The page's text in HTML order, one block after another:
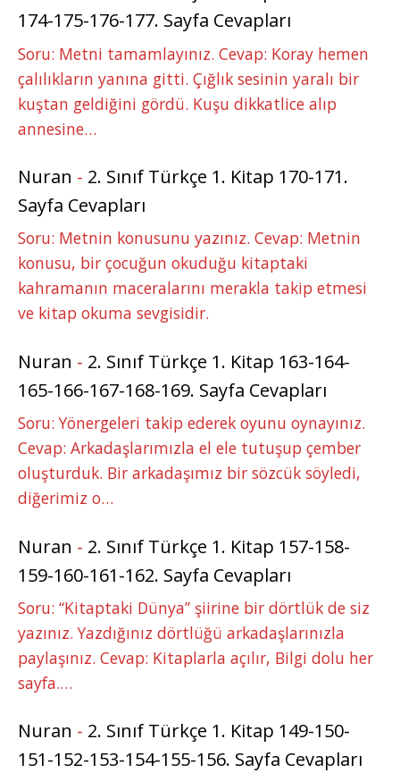
174-175-176-177. Sayfa Cevapları
Soru: Metni tamamlayınız. Cevap: Koray hemen
çalılıkların yanına gitti. Çığlık sesinin yaralı bir
kuştan geldiğini gördü. Kuşu dikkatlice alıp
annesine…
Nuran - 2. Sınıf Türkçe 1. Kitap 170-171.
Sayfa Cevapları
Soru: Metnin konusunu yazınız. Cevap: Metnin
konusu, bir çocuğun okuduğu kitaptaki
kahramanın maceralarını merakla takip etmesi
ve kitap okuma sevgisidir.
Nuran - 2. Sınıf Türkçe 1. Kitap 163-164-
165-166-167-168-169. Sayfa Cevapları
Soru: Yönergeleri takip ederek oyunu oynayınız.
Cevap: Arkadaşlarımızla el ele tutuşup çember
oluşturduk. Bir arkadaşımız bir sözcük söyledi,
diğerimiz o…
Nuran - 2. Sınıf Türkçe 1. Kitap 157-158-
159-160-161-162. Sayfa Cevapları
Soru: “Kitaptaki Dünya” şiirine bir dörtlük de siz
yazınız. Yazdığınız dörtlüğü arkadaşlarınızla
paylaşınız. Cevap: Kitaplarla açılır, Bilgi dolu her
sayfa.…
Nuran - 2. Sınıf Türkçe 1. Kitap 149-150-
151-152-153-154-155-156. Sayfa Cevapları